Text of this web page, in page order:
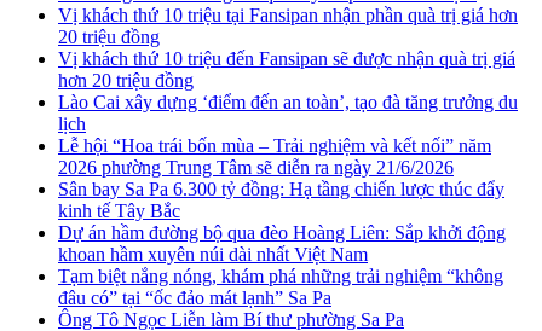
Vị khách thứ 10 triệu tại Fansipan nhận phần quà trị giá hơn
20 triệu đồng
Vị khách thứ 10 triệu đến Fansipan sẽ được nhận quà trị giá
hơn 20 triệu đồng
Lào Cai xây dựng ‘điểm đến an toàn’, tạo đà tăng trưởng du
lịch
Lễ hội “Hoa trái bốn mùa – Trải nghiệm và kết nối” năm
2026 phường Trung Tâm sẽ diễn ra ngày 21/6/2026
Sân bay Sa Pa 6.300 tỷ đồng: Hạ tầng chiến lược thúc đẩy
kinh tế Tây Bắc
Dự án hầm đường bộ qua đèo Hoàng Liên: Sắp khởi động
khoan hầm xuyên núi dài nhất Việt Nam
Tạm biệt nắng nóng, khám phá những trải nghiệm “không
đâu có” tại “ốc đảo mát lạnh” Sa Pa
Ông Tô Ngọc Liễn làm Bí thư phường Sa Pa